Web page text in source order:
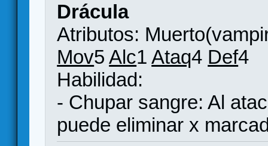
Drácula
Atributos:
Mov5Alc1Ataq4 Def4
Habilidad:
- Chupar sangre: Al
puede eliminar x